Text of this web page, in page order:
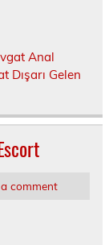
Anal
Dışarı Gelen
a comment